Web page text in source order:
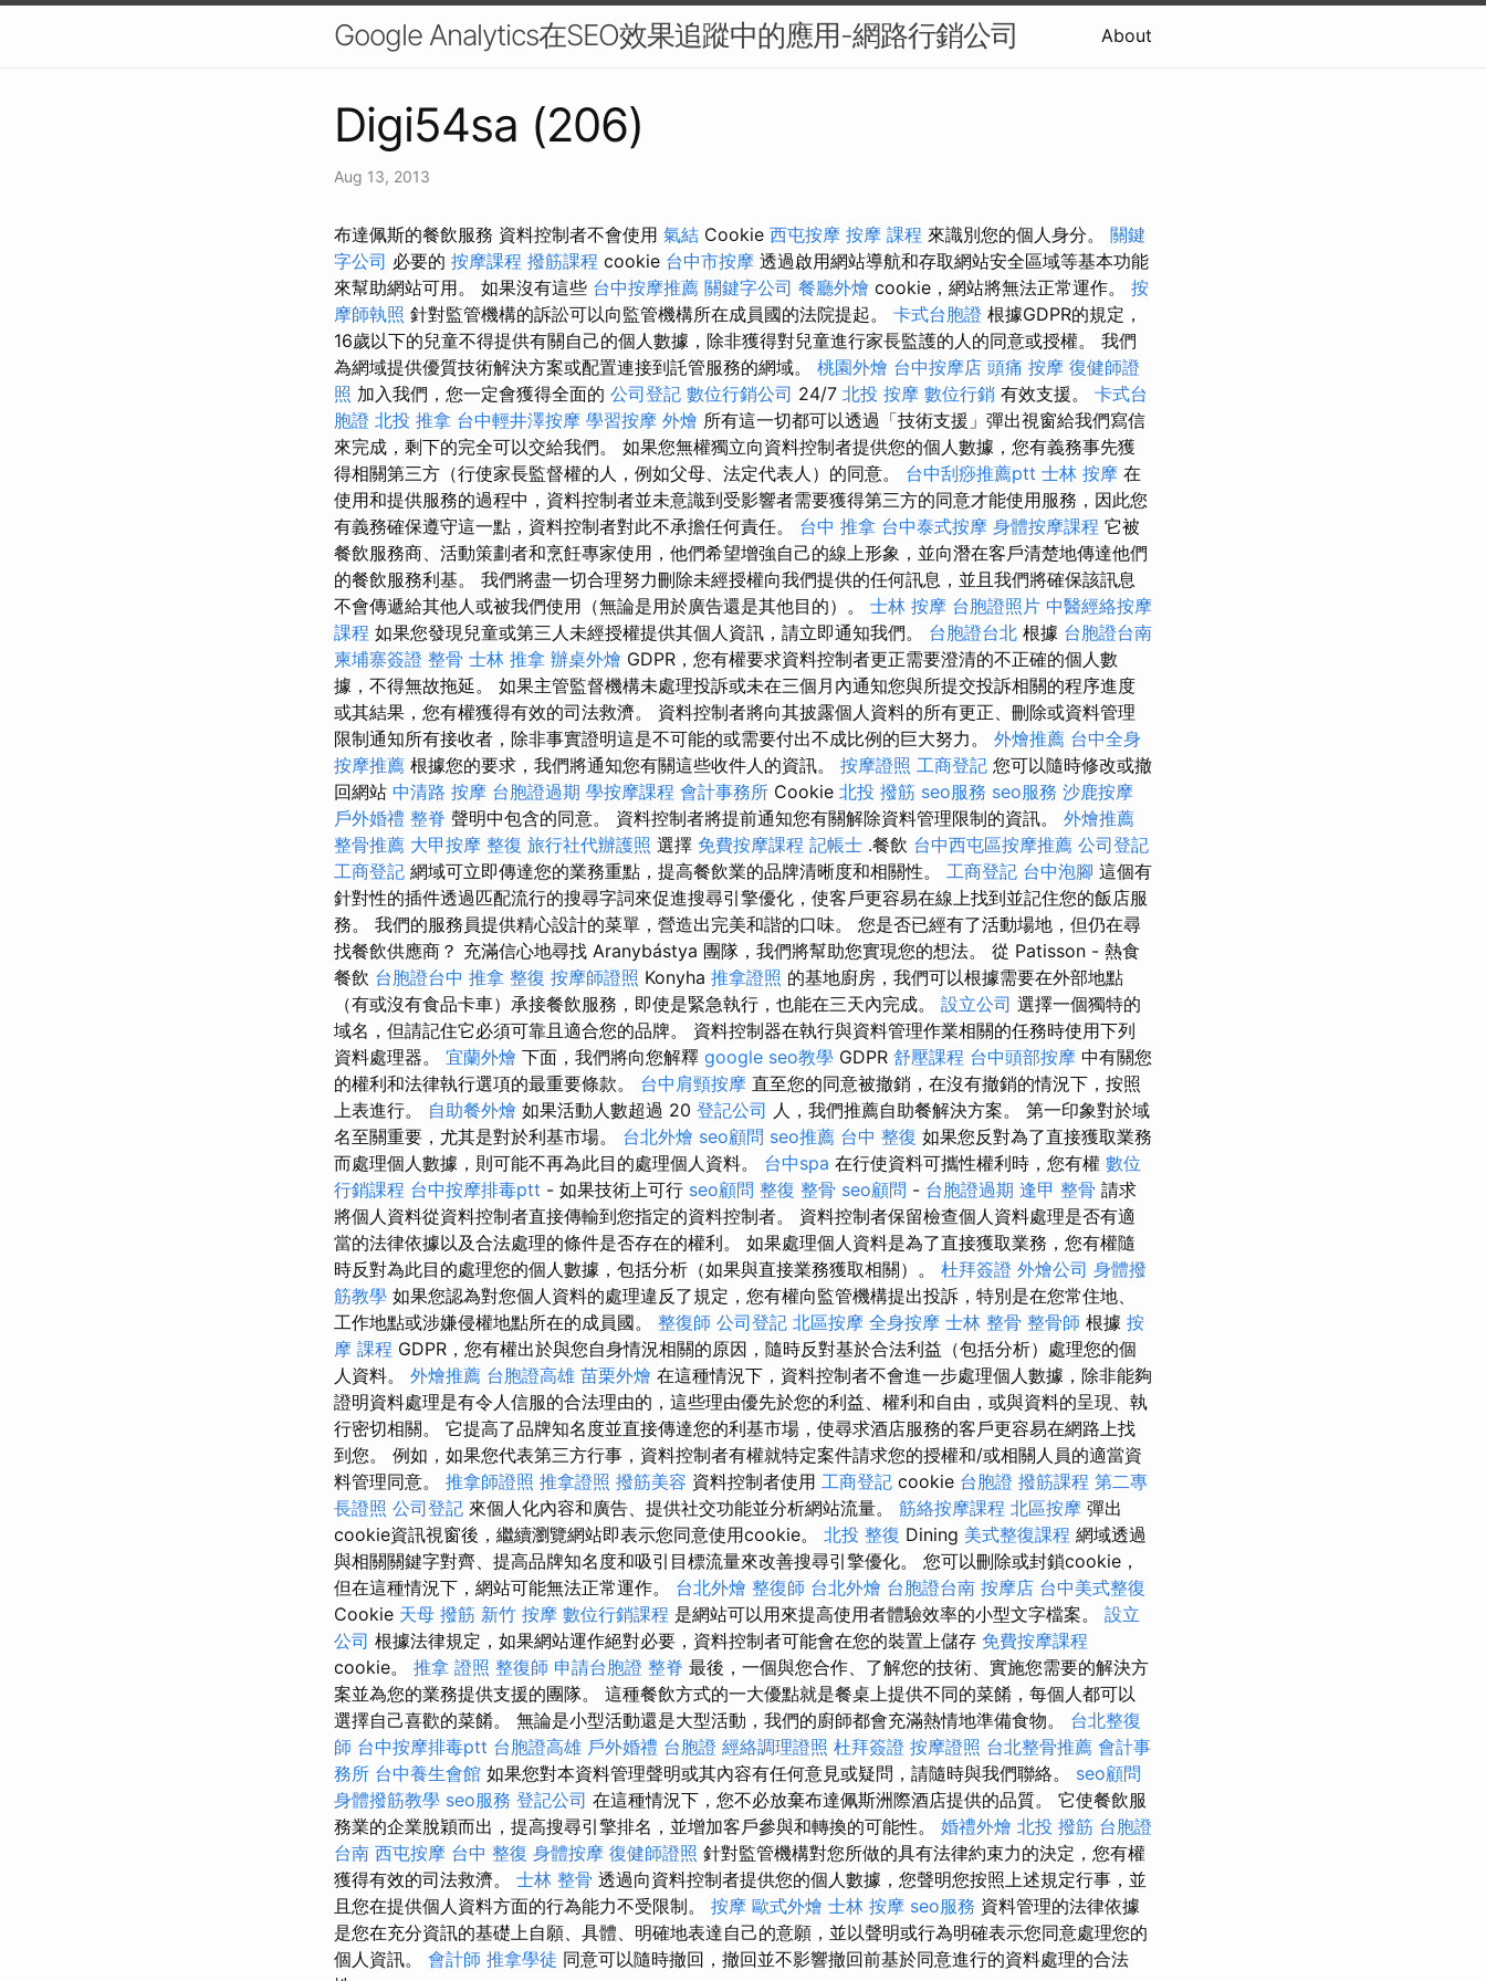
Google Analytics在SEO效果追蹤中的應用-網路行銷公司 About
Digi54sa (206)
Aug 13, 2013
布達佩斯的餐飲服務 資料控制者不會使用 氣結 Cookie 西屯按摩 按摩 課程 來識別您的個人身分。 關鍵
字公司 必要的 按摩課程 撥筋課程 cookie 台中市按摩 透過啟用網站導航和存取網站安全區域等基本功能
來幫助網站可用。 如果沒有這些 台中按摩推薦 關鍵字公司 餐廳外燴 cookie，網站將無法正常運作。 按
摩師執照 針對監管機構的訴訟可以向監管機構所在成員國的法院提起。 卡式台胞證 根據GDPR的規定，
16歲以下的兒童不得提供有關自己的個人數據，除非獲得對兒童進行家長監護的人的同意或授權。 我們
為網域提供優質技術解決方案或配置連接到託管服務的網域。 桃園外燴 台中按摩店 頭痛 按摩 復健師證
照 加入我們，您一定會獲得全面的 公司登記 數位行銷公司 24/7 北投 按摩 數位行銷 有效支援。 卡式台
胞證 北投 推拿 台中輕井澤按摩 學習按摩 外燴 所有這一切都可以透過「技術支援」彈出視窗給我們寫信
來完成，剩下的完全可以交給我們。 如果您無權獨立向資料控制者提供您的個人數據，您有義務事先獲
得相關第三方（行使家長監督權的人，例如父母、法定代表人）的同意。 台中刮痧推薦ptt 士林 按摩 在
使用和提供服務的過程中，資料控制者並未意識到受影響者需要獲得第三方的同意才能使用服務，因此您
有義務確保遵守這一點，資料控制者對此不承擔任何責任。 台中 推拿 台中泰式按摩 身體按摩課程 它被
餐飲服務商、活動策劃者和烹飪專家使用，他們希望增強自己的線上形象，並向潛在客戶清楚地傳達他們
的餐飲服務利基。 我們將盡一切合理努力刪除未經授權向我們提供的任何訊息，並且我們將確保該訊息
不會傳遞給其他人或被我們使用（無論是用於廣告還是其他目的）。 士林 按摩 台胞證照片 中醫經絡按摩
課程 如果您發現兒童或第三人未經授權提供其個人資訊，請立即通知我們。 台胞證台北 根據 台胞證台南
柬埔寨簽證 整骨 士林 推拿 辦桌外燴 GDPR，您有權要求資料控制者更正需要澄清的不正確的個人數
據，不得無故拖延。 如果主管監督機構未處理投訴或未在三個月內通知您與所提交投訴相關的程序進度
或其結果，您有權獲得有效的司法救濟。 資料控制者將向其披露個人資料的所有更正、刪除或資料管理
限制通知所有接收者，除非事實證明這是不可能的或需要付出不成比例的巨大努力。 外燴推薦 台中全身
按摩推薦 根據您的要求，我們將通知您有關這些收件人的資訊。 按摩證照 工商登記 您可以隨時修改或撤
回網站 中清路 按摩 台胞證過期 學按摩課程 會計事務所 Cookie 北投 撥筋 seo服務 seo服務 沙鹿按摩
戶外婚禮 整脊 聲明中包含的同意。 資料控制者將提前通知您有關解除資料管理限制的資訊。 外燴推薦
整骨推薦 大甲按摩 整復 旅行社代辦護照 選擇 免費按摩課程 記帳士 .餐飲 台中西屯區按摩推薦 公司登記
工商登記 網域可立即傳達您的業務重點，提高餐飲業的品牌清晰度和相關性。 工商登記 台中泡腳 這個有
針對性的插件透過匹配流行的搜尋字詞來促進搜尋引擎優化，使客戶更容易在線上找到並記住您的飯店服
務。 我們的服務員提供精心設計的菜單，營造出完美和諧的口味。 您是否已經有了活動場地，但仍在尋
找餐飲供應商？ 充滿信心地尋找 Aranybástya 團隊，我們將幫助您實現您的想法。 從 Patisson - 熱食
餐飲 台胞證台中 推拿 整復 按摩師證照 Konyha 推拿證照 的基地廚房，我們可以根據需要在外部地點
（有或沒有食品卡車）承接餐飲服務，即使是緊急執行，也能在三天內完成。 設立公司 選擇一個獨特的
域名，但請記住它必須可靠且適合您的品牌。 資料控制器在執行與資料管理作業相關的任務時使用下列
資料處理器。 宜蘭外燴 下面，我們將向您解釋 google seo教學 GDPR 舒壓課程 台中頭部按摩 中有關您
的權利和法律執行選項的最重要條款。 台中肩頸按摩 直至您的同意被撤銷，在沒有撤銷的情況下，按照
上表進行。 自助餐外燴 如果活動人數超過 20 登記公司 人，我們推薦自助餐解決方案。 第一印象對於域
名至關重要，尤其是對於利基市場。 台北外燴 seo顧問 seo推薦 台中 整復 如果您反對為了直接獲取業務
而處理個人數據，則可能不再為此目的處理個人資料。 台中spa 在行使資料可攜性權利時，您有權 數位
行銷課程 台中按摩排毒ptt - 如果技術上可行 seo顧問 整復 整骨 seo顧問 - 台胞證過期 逢甲 整骨 請求
將個人資料從資料控制者直接傳輸到您指定的資料控制者。 資料控制者保留檢查個人資料處理是否有適
當的法律依據以及合法處理的條件是否存在的權利。 如果處理個人資料是為了直接獲取業務，您有權隨
時反對為此目的處理您的個人數據，包括分析（如果與直接業務獲取相關）。 杜拜簽證 外燴公司 身體撥
筋教學 如果您認為對您個人資料的處理違反了規定，您有權向監管機構提出投訴，特別是在您常住地、
工作地點或涉嫌侵權地點所在的成員國。 整復師 公司登記 北區按摩 全身按摩 士林 整骨 整骨師 根據 按
摩 課程 GDPR，您有權出於與您自身情況相關的原因，隨時反對基於合法利益（包括分析）處理您的個
人資料。 外燴推薦 台胞證高雄 苗栗外燴 在這種情況下，資料控制者不會進一步處理個人數據，除非能夠
證明資料處理是有令人信服的合法理由的，這些理由優先於您的利益、權利和自由，或與資料的呈現、執
行密切相關。 它提高了品牌知名度並直接傳達您的利基市場，使尋求酒店服務的客戶更容易在網路上找
到您。 例如，如果您代表第三方行事，資料控制者有權就特定案件請求您的授權和/或相關人員的適當資
料管理同意。 推拿師證照 推拿證照 撥筋美容 資料控制者使用 工商登記 cookie 台胞證 撥筋課程 第二專
長證照 公司登記 來個人化內容和廣告、提供社交功能並分析網站流量。 筋絡按摩課程 北區按摩 彈出
cookie資訊視窗後，繼續瀏覽網站即表示您同意使用cookie。 北投 整復 Dining 美式整復課程 網域透過
與相關關鍵字對齊、提高品牌知名度和吸引目標流量來改善搜尋引擎優化。 您可以刪除或封鎖cookie，
但在這種情況下，網站可能無法正常運作。 台北外燴 整復師 台北外燴 台胞證台南 按摩店 台中美式整復
Cookie 天母 撥筋 新竹 按摩 數位行銷課程 是網站可以用來提高使用者體驗效率的小型文字檔案。 設立
公司 根據法律規定，如果網站運作絕對必要，資料控制者可能會在您的裝置上儲存 免費按摩課程
cookie。 推拿 證照 整復師 申請台胞證 整脊 最後，一個與您合作、了解您的技術、實施您需要的解決方
案並為您的業務提供支援的團隊。 這種餐飲方式的一大優點就是餐桌上提供不同的菜餚，每個人都可以
選擇自己喜歡的菜餚。 無論是小型活動還是大型活動，我們的廚師都會充滿熱情地準備食物。 台北整復
師 台中按摩排毒ptt 台胞證高雄 戶外婚禮 台胞證 經絡調理證照 杜拜簽證 按摩證照 台北整骨推薦 會計事
務所 台中養生會館 如果您對本資料管理聲明或其內容有任何意見或疑問，請隨時與我們聯絡。 seo顧問
身體撥筋教學 seo服務 登記公司 在這種情況下，您不必放棄布達佩斯洲際酒店提供的品質。 它使餐飲服
務業的企業脫穎而出，提高搜尋引擎排名，並增加客戶參與和轉換的可能性。 婚禮外燴 北投 撥筋 台胞證
台南 西屯按摩 台中 整復 身體按摩 復健師證照 針對監管機構對您所做的具有法律約束力的決定，您有權
獲得有效的司法救濟。 士林 整骨 透過向資料控制者提供您的個人數據，您聲明您按照上述規定行事，並
且您在提供個人資料方面的行為能力不受限制。 按摩 歐式外燴 士林 按摩 seo服務 資料管理的法律依據
是您在充分資訊的基礎上自願、具體、明確地表達自己的意願，並以聲明或行為明確表示您同意處理您的
個人資訊。 會計師 推拿學徒 同意可以隨時撤回，撤回並不影響撤回前基於同意進行的資料處理的合法